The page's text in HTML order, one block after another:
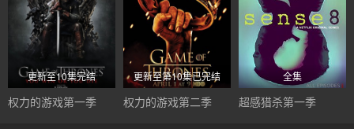
更新至10集完结
权力的游戏第一季
更新至第10集已完结
权力的游戏第二季
全集
超感猎杀第一季